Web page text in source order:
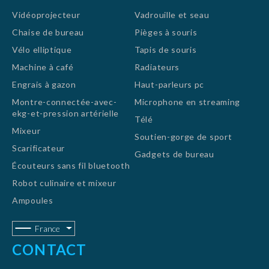
Vidéoprojecteur
Chaise de bureau
Vélo elliptique
Machine à café
Engrais à gazon
Montre-connectée-avec-
ekg-et-pression artérielle
Mixeur
Scarificateur
Écouteurs sans fil bluetooth
Robot culinaire et mixeur
Ampoules
Vadrouille et seau
Pièges à souris
Tapis de souris
Radiateurs
Haut-parleurs pc
Microphone en streaming
Télé
Soutien-gorge de sport
Gadgets de bureau
France
CONTACT